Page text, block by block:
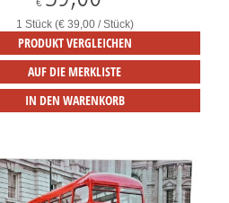
€
1 Stück (€ 39,00 / Stück)
PRODUKT VERGLEICHEN
AUF DIE MERKLISTE
IN DEN WARENKORB